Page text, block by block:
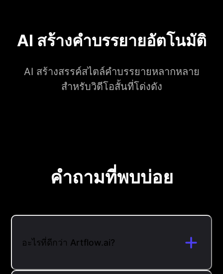
AI สร้างคำบรรยายอัตโนมัติ
AI สร้างสรรค์สไตล์คำบรรยายหลากหลาย
สำหรับวิดีโอสั้นที่โด่งดัง
คำถามที่พบบ่อย
อะไรที่ดีกว่า Artflow.ai?